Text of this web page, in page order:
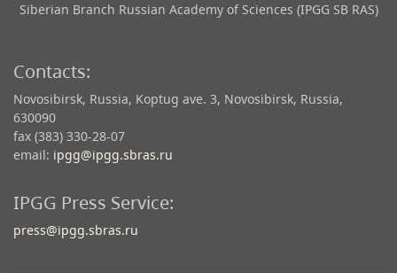
Siberian Branch Russian Academy of Sciences (IPGG SB RAS)
Contacts:
Novosibirsk, Russia, Koptug ave. 3, Novosibirsk, Russia,
630090
fax (383) 330-28-07
email: ipgg@ipgg.sbras.ru
IPGG Press Service:
press@ipgg.sbras.ru